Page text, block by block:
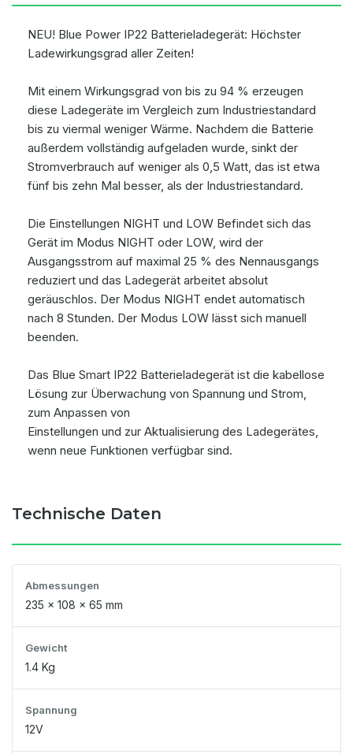
NEU! Blue Power IP22 Batterieladegerät: Höchster
Ladewirkungsgrad aller Zeiten!
Mit einem Wirkungsgrad von bis zu 94 % erzeugen
diese Ladegeräte im Vergleich zum Industriestandard
bis zu viermal weniger Wärme. Nachdem die Batterie
außerdem vollständig aufgeladen wurde, sinkt der
Stromverbrauch auf weniger als 0,5 Watt, das ist etwa
fünf bis zehn Mal besser, als der Industriestandard.
Die Einstellungen NIGHT und LOW Befindet sich das
Gerät im Modus NIGHT oder LOW, wird der
Ausgangsstrom auf maximal 25 % des Nennausgangs
reduziert und das Ladegerät arbeitet absolut
geräuschlos. Der Modus NIGHT endet automatisch
nach 8 Stunden. Der Modus LOW lässt sich manuell
beenden.
Das Blue Smart IP22 Batterieladegerät ist die kabellose
Lösung zur Überwachung von Spannung und Strom,
zum Anpassen von
Einstellungen und zur Aktualisierung des Ladegerätes,
wenn neue Funktionen verfügbar sind.
Technische Daten
Abmessungen
235 x 108 x 65 mm
Gewicht
1.4 Kg
Spannung
12V